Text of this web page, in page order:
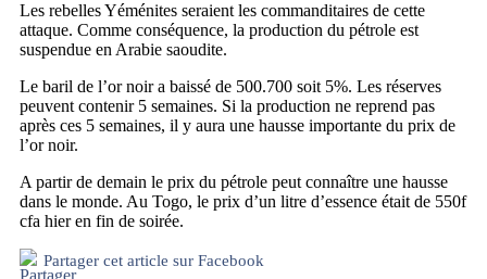
Les rebelles Yéménites seraient les commanditaires de cette
attaque. Comme conséquence, la production du pétrole est
suspendue en Arabie saoudite.
Le baril de l’or noir a baissé de 500.700 soit 5%. Les réserves
peuvent contenir 5 semaines. Si la production ne reprend pas
après ces 5 semaines, il y aura une hausse importante du prix de
l’or noir.
A partir de demain le prix du pétrole peut connaître une hausse
dans le monde. Au Togo, le prix d’un litre d’essence était de 550f
cfa hier en fin de soirée.
Partager cet article sur Facebook